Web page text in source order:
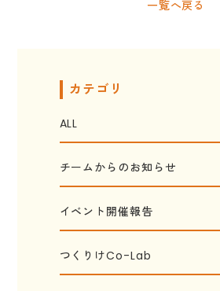
一覧へ戻る
カテゴリ
ALL
チームからのお知らせ
イベント開催報告
つくりけCo-Lab